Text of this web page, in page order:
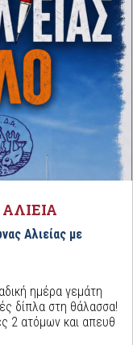
Αλιείας με
ημέρα γεμάτη
δίπλα στη θάλασσα!
2 ατόμων και απευθ